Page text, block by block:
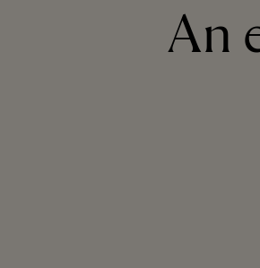
An